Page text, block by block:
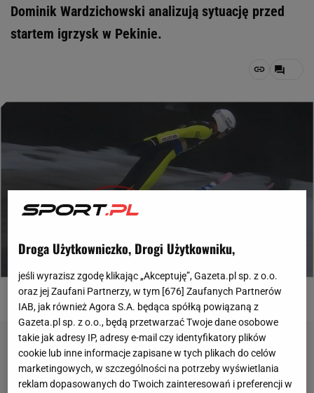
Dominik Wardzichowski analizują sytuację przed
startem igrzysk w Pekinie.
Screen Eurosport Player
Droga Użytkowniczko, Drogi Użytkowniku,
jeśli wyrazisz zgodę klikając „Akceptuję”, Gazeta.pl sp. z o.o.
oraz jej Zaufani Partnerzy, w tym [676] Zaufanych Partnerów
IAB, jak również Agora S.A. będąca spółką powiązaną z
Gazeta.pl sp. z o.o., będą przetwarzać Twoje dane osobowe
takie jak adresy IP, adresy e-mail czy identyfikatory plików
cookie lub inne informacje zapisane w tych plikach do celów
marketingowych, w szczególności na potrzeby wyświetlania
reklam dopasowanych do Twoich zainteresowań i preferencji w